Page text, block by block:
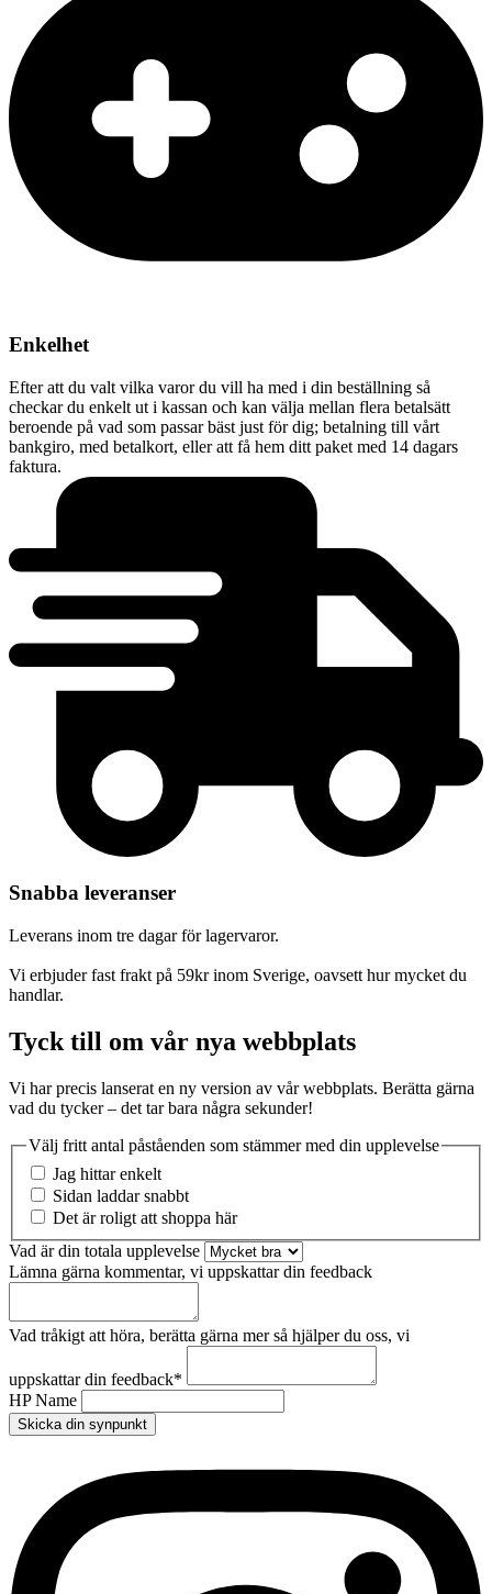
Enkelhet
Efter att du valt vilka varor du vill ha med i din beställning så
checkar du enkelt ut i kassan och kan välja mellan flera betalsätt
beroende på vad som passar bäst just för dig; betalning till vårt
bankgiro, med betalkort, eller att få hem ditt paket med 14 dagars
faktura.
Snabba leveranser
Leverans inom tre dagar för lagervaror.
Vi erbjuder fast frakt på 59kr inom Sverige, oavsett hur mycket du
handlar.
Tyck till om vår nya webbplats
Vi har precis lanserat en ny version av vår webbplats. Berätta gärna
vad du tycker – det tar bara några sekunder!
Välj fritt antal påståenden som stämmer med din upplevelse
Jag hittar enkelt
Sidan laddar snabbt
Det är roligt att shoppa här
Vad är din totala upplevelse
Lämna gärna kommentar, vi uppskattar din feedback
Vad tråkigt att höra, berätta gärna mer så hjälper du oss, vi
uppskattar din feedback*
HP Name
Skicka din synpunkt